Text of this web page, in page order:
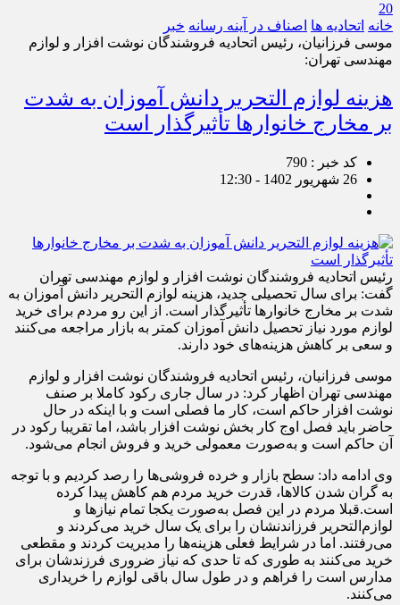
20
خانه اتحادیه ها اصناف در آینه رسانه خبر
موسی فرزانیان، رئیس اتحادیه فروشندگان نوشت افزار و لوازم
مهندسی تهران:
هزینه لوازم التحریر دانش آموزان به شدت
بر مخارج خانوار‌ها تأثیرگذار است
کد خبر : 790
26 شهریور 1402 - 12:30
رئیس اتحادیه فروشندگان نوشت افزار و لوازم مهندسی تهران
گفت: برای سال تحصیلی جدید، هزینه لوازم التحریر دانش آموزان به
شدت بر مخارج خانوار‌ها تأثیرگذار است. از این رو مردم برای خرید
لوازم مورد نیاز تحصیل دانش آموزان کمتر به بازار مراجعه می‌کنند
و سعی بر کاهش هزینه‌های خود دارند.
موسی فرزانیان، رئیس اتحادیه فروشندگان نوشت افزار و لوازم
مهندسی تهران اظهار کرد: در سال جاری رکود کاملا بر صنف
نوشت افزار حاکم است، کار ما فصلی است و با اینکه در حال
حاضر باید فصل اوج کار بخش نوشت افزار باشد، اما تقریبا رکود در
آن حاکم است و به‌صورت معمولی خرید و فروش انجام می‌شود.
وی ادامه داد: سطح بازار و خرده فروشی‌ها را رصد کردیم و با توجه
به گران شدن کالاها، قدرت خرید مردم هم کاهش پیدا کرده
است.قبلا مردم در این فصل به‌صورت یکجا تمام نیاز‌ها و
لوازم‌التحریر فرزاندنشان را برای یک سال خرید می‌کردند و
می‌رفتند. اما در شرایط فعلی هزینه‌ها را مدیریت کردند و مقطعی
خرید می‌کنند به طوری که تا حدی که نیاز ضروری فرزندشان برای
مدارس است را فراهم و در طول سال باقی لوازم را خریداری
می‌کنند.